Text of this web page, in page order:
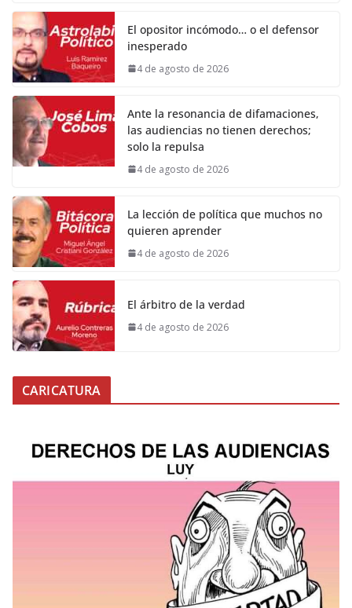
El opositor incómodo… o el defensor
inesperado
4 de agosto de 2026
Ante la resonancia de difamaciones,
las audiencias no tienen derechos;
solo la repulsa
4 de agosto de 2026
La lección de política que muchos no
quieren aprender
4 de agosto de 2026
El árbitro de la verdad
4 de agosto de 2026
CARICATURA